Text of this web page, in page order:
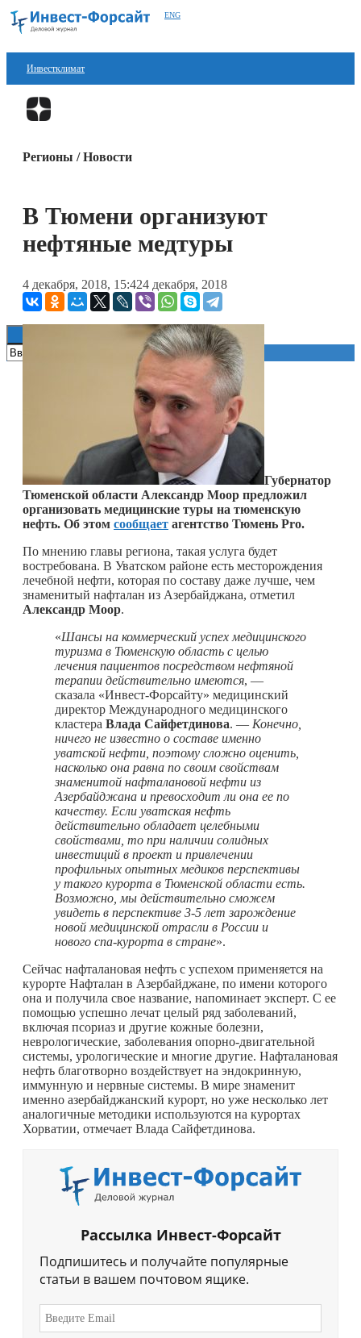
ENG
Инвестклимат
Финансы
Книги
Регионы / Новости
В Тюмени организуют
нефтяные медтуры
4 декабря, 2018, 15:424 декабря, 2018
Губернатор
Тюменской области Александр Моор предложил
организовать медицинские туры на тюменскую
нефть. Об этом сообщает агентство Тюмень Pro.
По мнению главы региона, такая услуга будет
востребована. В Уватском районе есть месторождения
лечебной нефти, которая по составу даже лучше, чем
знаменитый нафталан из Азербайджана, отметил
Александр Моор.
«Шансы на коммерческий успех медицинского
туризма в Тюменскую область с целью
лечения пациентов посредством нефтяной
терапии действительно имеются, —
сказала «Инвест-Форсайту» медицинский
директор Международного медицинского
кластера Влада Сайфетдинова. — Конечно,
ничего не известно о составе именно
уватской нефти, поэтому сложно оценить,
насколько она равна по своим свойствам
знаменитой нафталановой нефти из
Азербайджана и превосходит ли она ее по
качеству. Если уватская нефть
действительно обладает целебными
свойствами, то при наличии солидных
инвестиций в проект и привлечении
профильных опытных медиков перспективы
у такого курорта в Тюменской области есть.
Возможно, мы действительно сможем
увидеть в перспективе 3-5 лет зарождение
новой медицинской отрасли в России и
нового спа-курорта в стране».
Сейчас нафталановая нефть с успехом применяется на
курорте Нафталан в Азербайджане, по имени которого
она и получила свое название, напоминает эксперт. С ее
помощью успешно лечат целый ряд заболеваний,
включая псориаз и другие кожные болезни,
неврологические, заболевания опорно-двигательной
системы, урологические и многие другие. Нафталановая
нефть благотворно воздействует на эндокринную,
иммунную и нервные системы. В мире знаменит
именно азербайджанский курорт, но уже несколько лет
аналогичные методики используются на курортах
Хорватии, отмечает Влада Сайфетдинова.
Рассылка Инвест-Форсайт
Подпишитесь и получайте популярные
статьи в вашем почтовом ящике.